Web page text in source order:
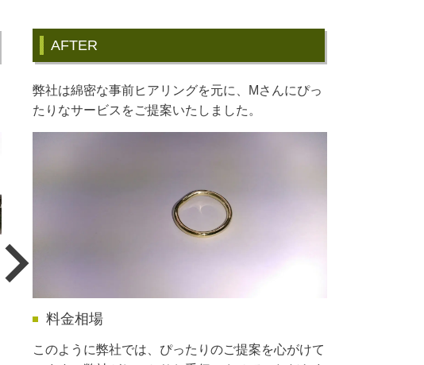
AFTER
弊社は綿密な事前ヒアリングを元に、Mさんにぴっ
たりなサービスをご提案いたしました。
料金相場
このように弊社では、ぴったりのご提案を心がけて